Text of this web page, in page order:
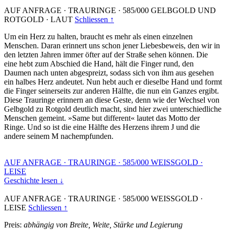
AUF ANFRAGE · TRAURINGE · 585/000 GELBGOLD UND
ROTGOLD · LAUT Schliessen ↑
Um ein Herz zu halten, braucht es mehr als einen einzelnen
Menschen. Daran erinnert uns schon jener Liebesbeweis, den wir in
den letzten Jahren immer öfter auf der Straße sehen können. Die
eine hebt zum Abschied die Hand, hält die Finger rund, den
Daumen nach unten abgespreizt, sodass sich von ihm aus gesehen
ein halbes Herz andeutet. Nun hebt auch er dieselbe Hand und formt
die Finger seinerseits zur anderen Hälfte, die nun ein Ganzes ergibt.
Diese Trauringe erinnern an diese Geste, denn wie der Wechsel von
Gelbgold zu Rotgold deutlich macht, sind hier zwei unterschiedliche
Menschen gemeint. »Same but different« lautet das Motto der
Ringe. Und so ist die eine Hälfte des Herzens ihrem J und die
andere seinem M nachempfunden.
AUF ANFRAGE · TRAURINGE · 585/000 WEISSGOLD ·
LEISE
Geschichte lesen ↓
AUF ANFRAGE · TRAURINGE · 585/000 WEISSGOLD ·
LEISE Schliessen ↑
Preis: abhängig von Breite, Weite, Stärke und Legierung